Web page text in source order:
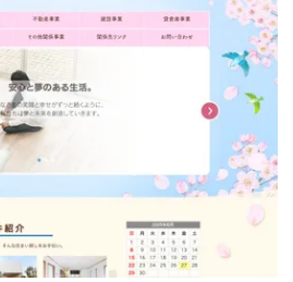
共有持分
任意売却
底地
不動産投資
空き家
業者を探す